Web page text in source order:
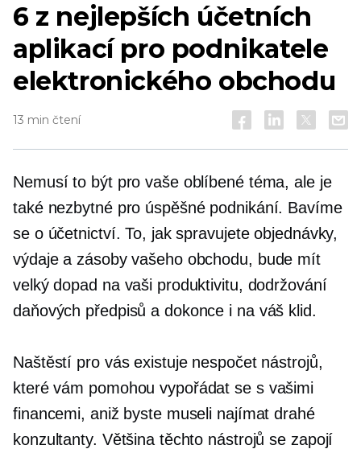
6 z nejlepších účetních
aplikací pro podnikatele
elektronického obchodu
13 min čtení
Nemusí to být pro vaše oblíbené téma, ale je
také nezbytné pro úspěšné podnikání. Bavíme
se o účetnictví. To, jak spravujete objednávky,
výdaje a zásoby vašeho obchodu, bude mít
velký dopad na vaši produktivitu, dodržování
daňových předpisů a dokonce i na váš klid.
Naštěstí pro vás existuje nespočet nástrojů,
které vám pomohou vypořádat se s vašimi
financemi, aniž byste museli najímat drahé
konzultanty. Většina těchto nástrojů se zapojí